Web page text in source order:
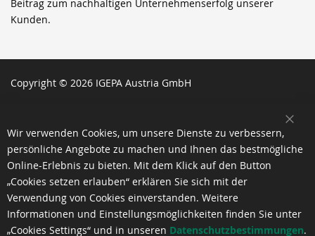
Beitrag zum nachhaltigen Unternehmenserfolg unserer
Kunden.
Copyright © 2026 IGEPA Austria GmbH
Wir verwenden Cookies, um unsere Dienste zu verbessern,
persönliche Angebote zu machen und Ihnen das bestmögliche
Online-Erlebnis zu bieten. Mit dem Klick auf den Button
„Cookies setzen erlauben“ erklären Sie sich mit der
Verwendung von Cookies einverstanden. Weitere
Informationen und Einstellungsmöglichkeiten finden Sie unter
„Cookies Settings“ und in unseren Datenschutzbestimmungen.